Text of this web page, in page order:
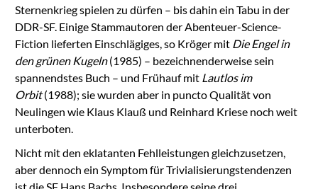
Sternenkrieg spielen zu dürfen – bis dahin ein Tabu in der
DDR-SF. Einige Stammautoren der Abenteuer-Science-
Fiction lieferten Einschlägiges, so Kröger mit Die Engel in
den grünen Kugeln(1985) – bezeichnenderweise sein
spannendstes Buch – und Frühauf mit Lautlos im
Orbit(1988); sie wurden aber in puncto Qualität von
Neulingen wie Klaus Klauß und Reinhard Kriese noch weit
unterboten.
Nicht mit den eklatanten Fehlleistungen gleichzusetzen,
aber dennoch ein Symptom für Trivialisierungstendenzen